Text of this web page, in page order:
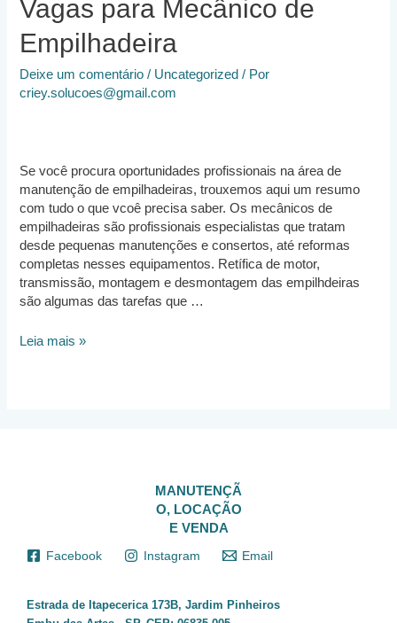
Vagas para Mecânico de
Empilhadeira
Deixe um comentário / Uncategorized / Por
criey.solucoes@gmail.com
Se você procura oportunidades profissionais na área de
manutenção de empilhadeiras, trouxemos aqui um resumo
com tudo o que vcoê precisa saber. Os mecânicos de
empilhadeiras são profissionais especialistas que tratam
desde pequenas manutenções e consertos, até reformas
completas nesses equipamentos. Retífica de motor,
transmissão, montagem e desmontagem das empilhdeiras
são algumas das tarefas que …
Vagas
Leia mais »
MANUTENÇÃ
O, LOCAÇÃO
E VENDA
Facebook Instagram Email
Estrada de Itapecerica 173B, Jardim Pinheiros